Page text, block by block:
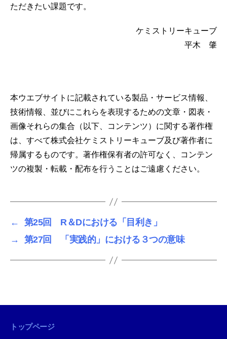
ただきたい課題です。
ケミストリーキューブ
平木 肇
本ウエブサイトに記載されている製品・サービス情報、
技術情報、並びにこれらを表現するための文章・図表・
画像それらの集合（以下、コンテンツ）に関する著作権
は、すべて株式会社ケミストリーキューブ及び著作者に
帰属するものです。著作権保有者の許可なく、コンテン
ツの複製・転載・配布を行うことはご遠慮ください。
←
第25回 R＆Dにおける「目利き」
→
第27回 「実践的」における３つの意味
トップページ